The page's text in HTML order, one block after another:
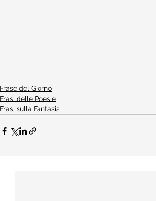
Frase del Giorno
Frasi delle Poesie
Frasi sulla Fantasia